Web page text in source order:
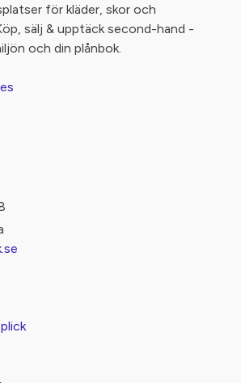
för kläder, skor och
sälj & upptäck second-hand -
och din plånbok.